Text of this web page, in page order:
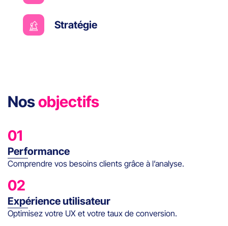
Stratégie
Nosobjectifs
01
Performance
Comprendre vos besoins clients grâce à l’analyse.
02
Expérience utilisateur
Optimisez votre UX et votre taux de conversion.